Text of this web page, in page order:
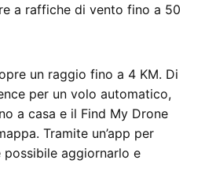
a raffiche di vento fino a 50
un raggio fino a 4 KM. Di
per un volo automatico,
a casa e il Find My Drone
Tramite un’app per
aggiornarlo e